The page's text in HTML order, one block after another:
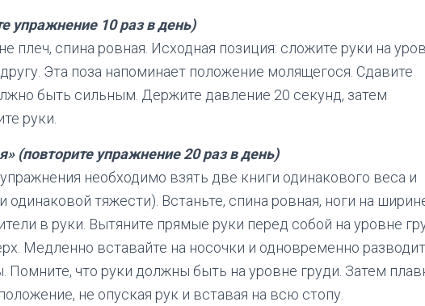
упражнение 10 раз в день)
плеч, спина ровная. Исходная позиция: сложите руки на
Эта поза напоминает положение молящегося. Сдавите
быть сильным. Держите давление 20 секунд, затем
руки.
(повторите упражнение 20 раз в день)
необходимо взять две книги одинакового веса и
тяжести). Встаньте, спина ровная, ноги на
в руки. Вытяните прямые руки перед собой на уровне
Медленно вставайте на носочки и одновременно
Помните, что руки должны быть на уровне груди. Затем
не опуская рук и вставая на всю стопу.